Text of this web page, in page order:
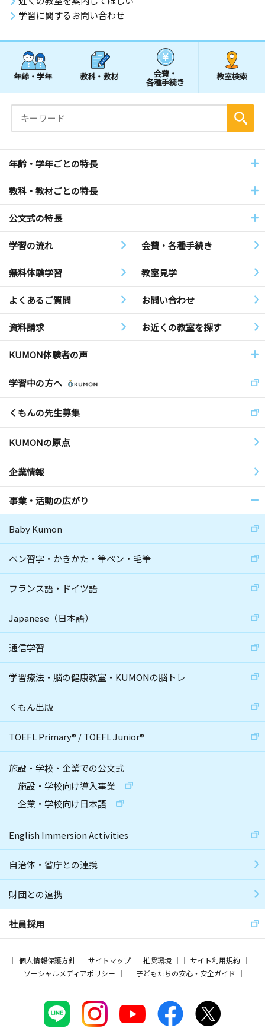
学習に関するお問い合わせ
年齢・学年 教科・教材 会費・
各種手続き
教室検索
年齢・学年ごとの特長
教科・教材ごとの特長
公文式の特長
学習の流れ 会費・各種手続き
無料体験学習 教室見学
よくあるご質問 お問い合わせ
資料請求 お近くの教室を探す
KUMON体験者の声
学習中の方へ
くもんの先生募集
KUMONの原点
企業情報
事業・活動の広がり
Baby Kumon
ペン習字・かきかた・筆ペン・毛筆
フランス語・ドイツ語
Japanese（日本語）
通信学習
学習療法・脳の健康教室・KUMONの脳トレ
くもん出版
TOEFL Primary® /TOEFL Junior®
施設・学校・企業での公文式
施設・学校向け導入事業
企業・学校向け日本語
English Immersion Activities
自治体・省庁との連携
財団との連携
社員採用
個人情報保護方針 サイトマップ 推奨環境
サイト利用規約
ソーシャルメディアポリシー
子どもたちの安心・安全ガイド